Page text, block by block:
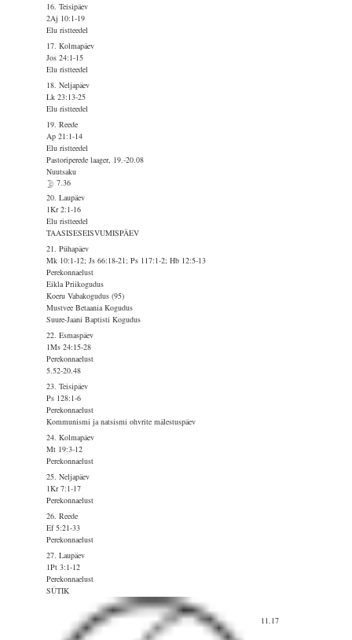
16. Teisipäev
2Aj 10:1-19
Elu ristteedel
17. Kolmapäev
Jos 24:1-15
Elu ristteedel
18. Neljapäev
Lk 23:13-25
Elu ristteedel
19. Reede
Ap 21:1-14
Elu ristteedel
Pastoriperede laager, 19.-20.08
Nuutsaku
7.36
20. Laupäev
1Kr 2:1-16
Elu ristteedel
TAASISESEISVUMISPÄEV
21. Pühapäev
Mk 10:1-12; Js 66:18-21; Ps 117:1-2; Hb 12:5-13
Perekonnaelust
Eikla Priikogudus
Koeru Vabakogudus (95)
Mustvee Betaania Kogudus
Suure-Jaani Baptisti Kogudus
22. Esmaspäev
1Ms 24:15-28
Perekonnaelust
5.52-20.48
23. Teisipäev
Ps 128:1-6
Perekonnaelust
Kommunismi ja natsismi ohvrite mälestuspäev
24. Kolmapäev
Mt 19:3-12
Perekonnaelust
25. Neljapäev
1Kr 7:1-17
Perekonnaelust
26. Reede
Ef 5:21-33
Perekonnaelust
27. Laupäev
1Pt 3:1-12
Perekonnaelust
SÜTIK
11.17